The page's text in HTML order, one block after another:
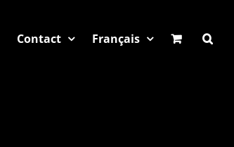
Contact Français